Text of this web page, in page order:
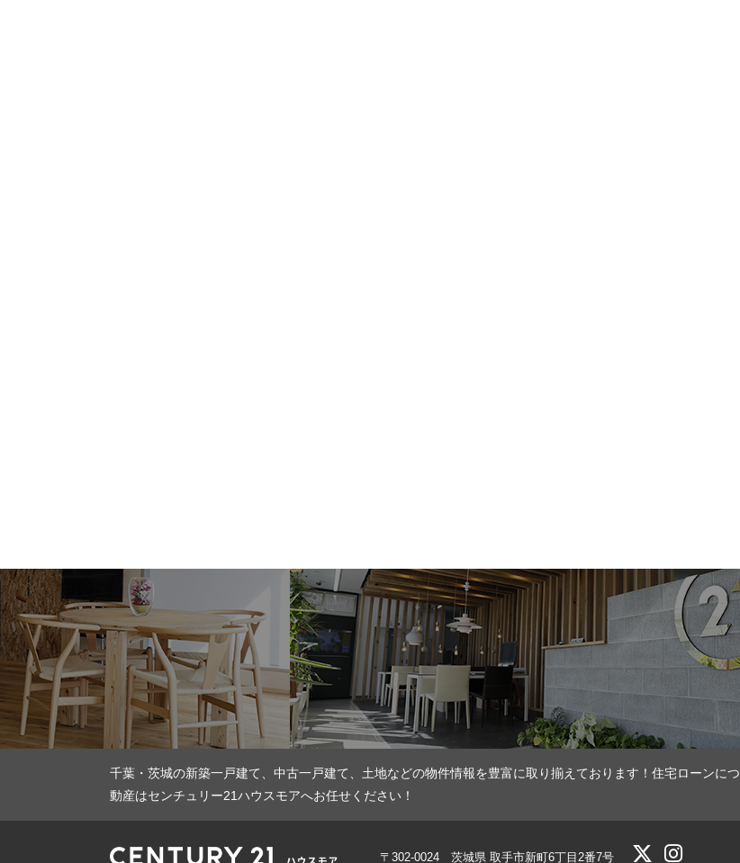
千葉・茨城の新築一戸建て、中古一戸建て、土地などの物件情報を豊富に取り揃えております！住宅ローンに
動産はセンチュリー21ハウスモアへお任せください！
〒302-0024 茨城県 取手市新町6丁目2番7号